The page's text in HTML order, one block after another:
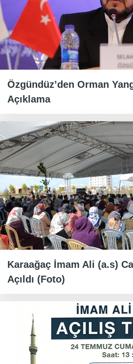
Özgündüz’den Orman
Açıklama
Karaağaç İmam Ali (a.s)
Açıldı (Foto)